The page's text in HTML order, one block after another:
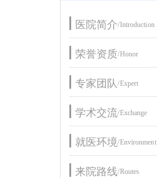
医院简介/Introduction
荣誉资质/Honor
专家团队/Expert
学术交流/Exchange
就医环境/Environment
来院路线/Routes